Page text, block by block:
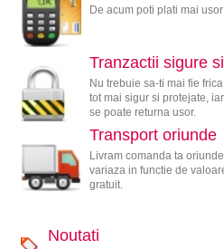
De acum poti plati mai usor
Tranzactii sigure
Nu trebuie sa-ti mai fie
tot mai sigur si protejate,
se poate returna usor.
Transport oriunde
Livram comanda ta
variaza in functie de
gratuit.
Noutati